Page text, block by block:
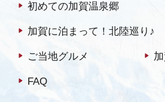
初めての加賀温泉郷
加賀に泊まって！北陸巡り♪
ご当地グルメ
FAQ